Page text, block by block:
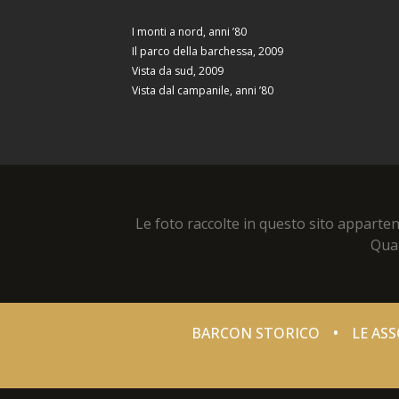
I monti a nord, anni ’80
Il parco della barchessa, 2009
Vista da sud, 2009
Vista dal campanile, anni ’80
Le foto raccolte in questo sito
BARCON STORICO • LE